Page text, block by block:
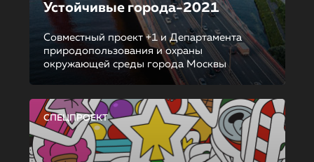
Устойчивые города-2021
Совместный проект +1 и Департамента
природопользования и охраны
окружающей среды города Москвы
СПЕЦПРОЕКТ